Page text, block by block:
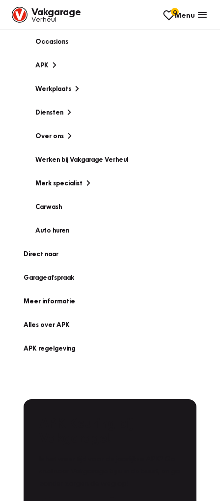
Vakgarage
Verheul
0Menu
Occasions
APK
Werkplaats
Diensten
Over ons
Werken bij Vakgarage Verheul
Merk specialist
Carwash
Auto huren
Direct naar
Garageafspraak
Meer informatie
Alles over APK
APK regelgeving